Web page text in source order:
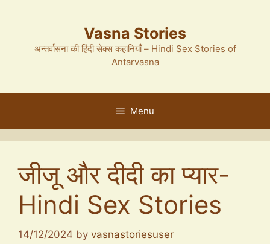
Vasna Stories
अन्तर्वासना की हिंदी सेक्स कहानियाँ – Hindi Sex Stories of
Antarvasna
Menu
जीजू और दीदी का प्यार-
Hindi Sex Stories
14/12/2024 by vasnastoriesuser